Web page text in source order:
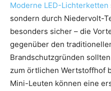
Moderne LED-Lichterketten
sondern durch Niedervolt-
besonders sicher – die
gegenüber den
Brandschutzgründen
zum örtlichen Wertstoffhof
Mini-Leuten können eine